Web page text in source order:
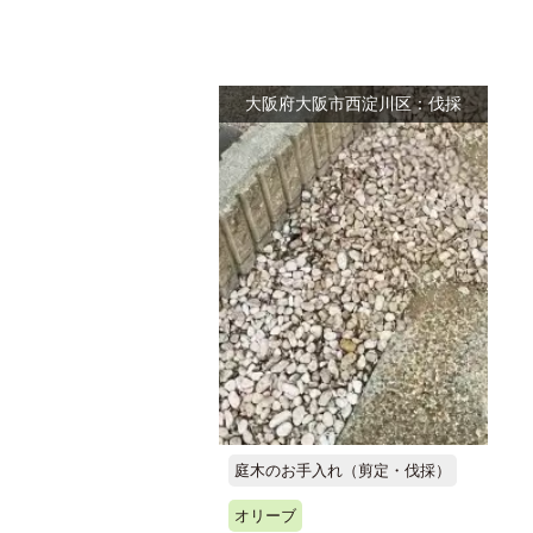
大阪府大阪市西淀川区：伐採
庭木のお手入れ（剪定・伐採）
オリーブ